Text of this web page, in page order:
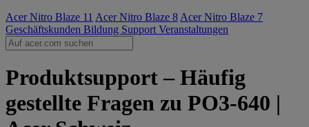
Acer Nitro Blaze 11 Acer Nitro Blaze 8 Acer Nitro Blaze 7
Geschäftskunden Bildung Support Veranstaltungen
Produktsupport – Häufig
gestellte Fragen zu PO3-640 |